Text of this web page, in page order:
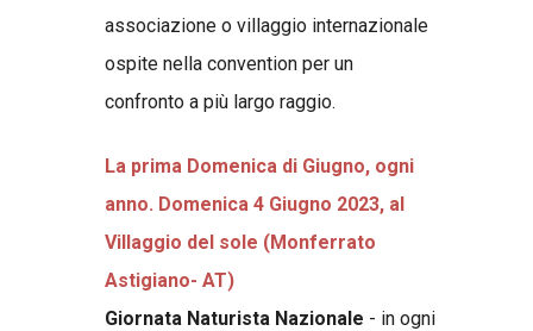
associazione o villaggio internazionale
ospite nella convention per un
confronto a più largo raggio.
La prima Domenica di Giugno, ogni
anno. Domenica 4 Giugno 2023, al
Villaggio del sole (Monferrato
Astigiano- AT)
Giornata Naturista Nazionale - in ogni